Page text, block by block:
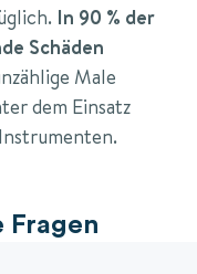
In 90 % der
Schäden
Male
dem Einsatz
Fragen